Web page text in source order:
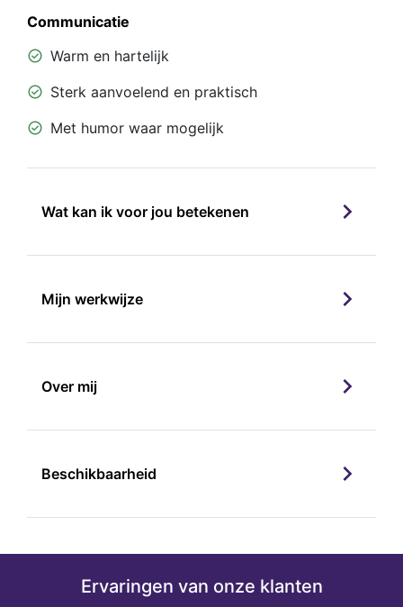
Communicatie
Warm en hartelijk
Sterk aanvoelend en praktisch
Met humor waar mogelijk
Wat kan ik voor jou betekenen
Mijn werkwijze
Over mij
Beschikbaarheid
Ervaringen van onze klanten